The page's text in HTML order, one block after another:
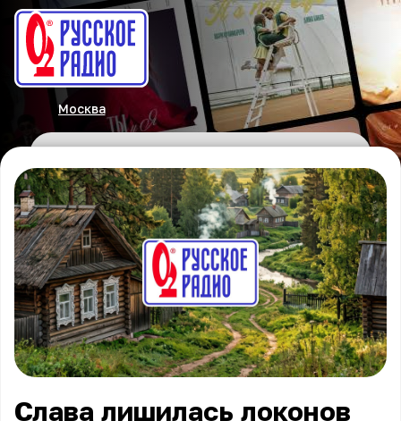
Москва
Слава лишилась локонов